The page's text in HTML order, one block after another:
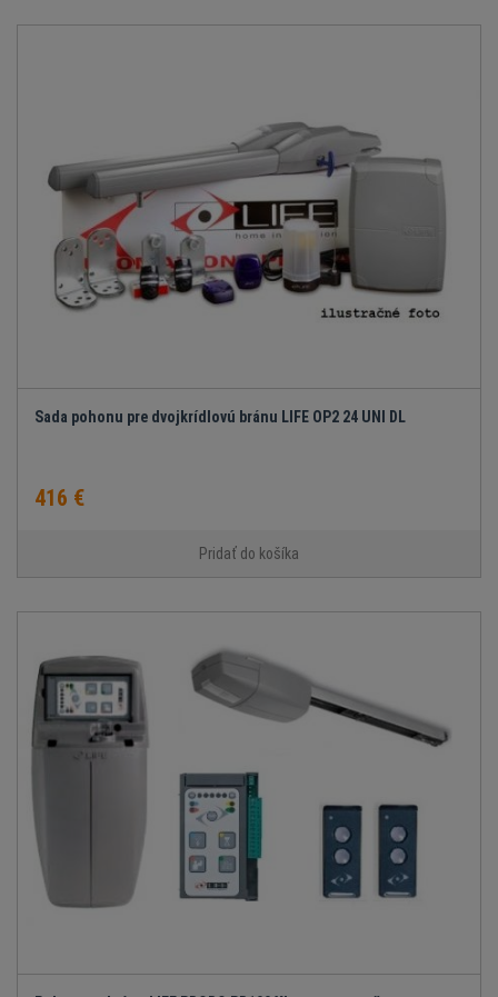
Sada pohonu pre dvojkrídlovú bránu LIFE OP2 24 UNI DL
416 €
Pridať do košíka